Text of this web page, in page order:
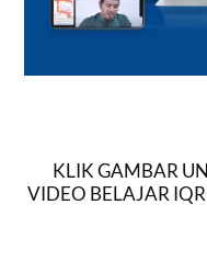
KLIK GAMBAR
VIDEO BELAJAR